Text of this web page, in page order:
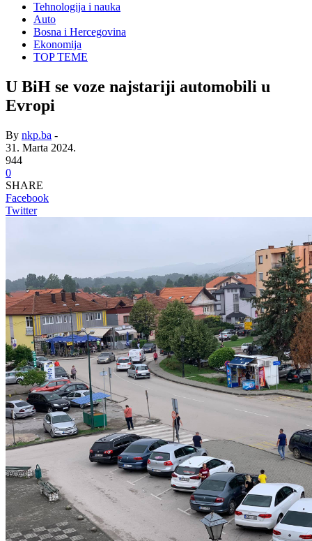
Tehnologija i nauka
Auto
Bosna i Hercegovina
Ekonomija
TOP TEME
U BiH se voze najstariji automobili u
Evropi
By nkp.ba -
31. Marta 2024.
944
0
SHARE
Facebook
Twitter